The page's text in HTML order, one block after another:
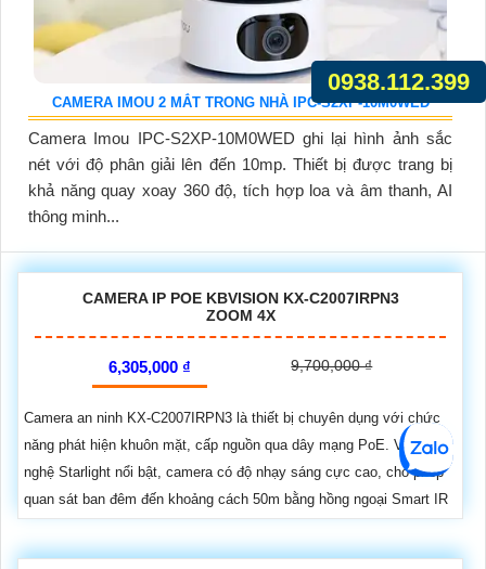
CAMERA IMOU 2 MẮT TRONG NHÀ IPC-S2XP-10M0WED
Camera Imou IPC-S2XP-10M0WED ghi lại hình ảnh sắc
nét với độ phân giải lên đến 10mp. Thiết bị được trang bị
khả năng quay xoay 360 độ, tích hợp loa và âm thanh, AI
thông minh...
CAMERA IP POE KBVISION KX-C2007IRPN3
ZOOM 4X
6,305,000 ₫ 9,700,000 ₫
Camera an ninh KX-C2007IRPN3 là thiết bị chuyên dụng với chức
năng phát hiện khuôn mặt, cấp nguồn qua dây mạng PoE. Với công
nghệ Starlight nổi bật, camera có độ nhạy sáng cực cao, cho phép
quan sát ban đêm đến khoảng cách 50m bằng hồng ngoại Smart IR
0938.112.399